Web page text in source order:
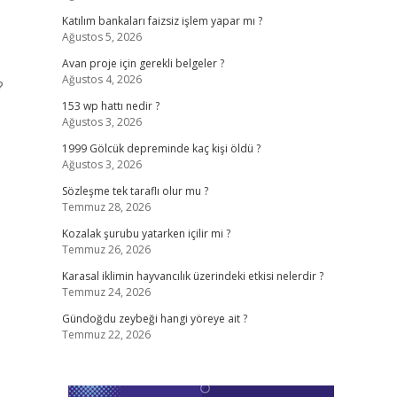
Katılım bankaları faizsiz işlem yapar mı ?
Ağustos 5, 2026
Avan proje için gerekli belgeler ?
Ağustos 4, 2026
153 wp hattı nedir ?
Ağustos 3, 2026
1999 Gölcük depreminde kaç kişi öldü ?
Ağustos 3, 2026
Sözleşme tek taraflı olur mu ?
Temmuz 28, 2026
Kozalak şurubu yatarken içilir mi ?
Temmuz 26, 2026
Karasal iklimin hayvancılık üzerindeki etkisi nelerdir ?
Temmuz 24, 2026
Gündoğdu zeybeği hangi yöreye ait ?
Temmuz 22, 2026